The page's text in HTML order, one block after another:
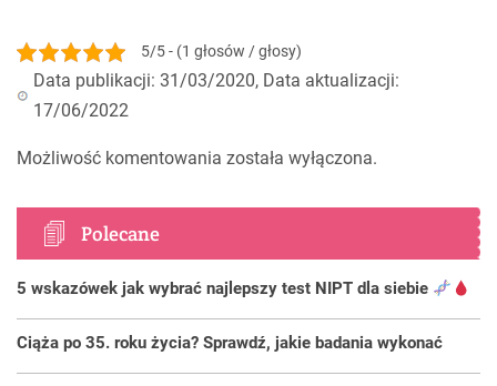
5/5 - (1 głosów / głosy)
Data publikacji: 31/03/2020, Data aktualizacji:
17/06/2022
Możliwość komentowania została wyłączona.
Polecane
5 wskazówek jak wybrać najlepszy test NIPT dla siebie
Ciąża po 35. roku życia? Sprawdź, jakie badania wykonać